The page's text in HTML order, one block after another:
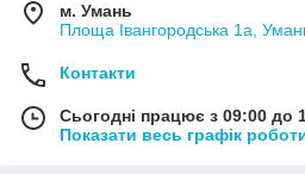
м. Умань
Площа Івангородська 1а,
Контакти
Сьогодні працює з 09:00 до
Показати весь графік